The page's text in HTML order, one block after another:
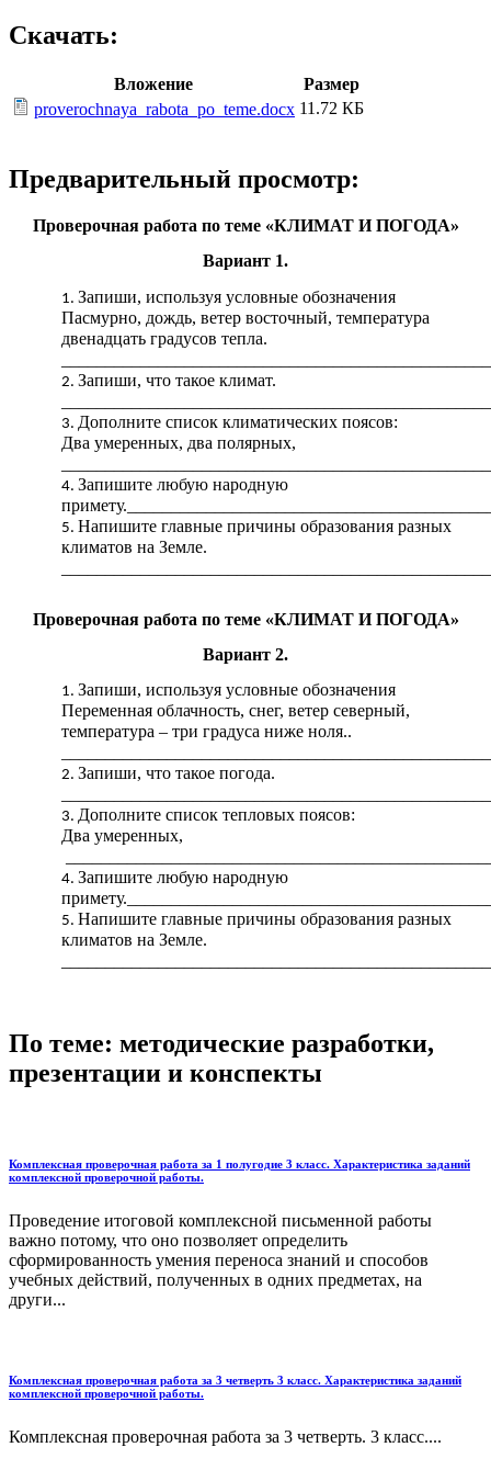
Скачать:
Вложение
Размер
proverochnaya_rabota_po_teme.docx 11.72 КБ
Предварительный просмотр:
Проверочная работа по теме «КЛИМАТ И ПОГОДА»
Вариант 1.
Запиши, используя условные обозначения
Пасмурно, дождь, ветер восточный, температура
двенадцать градусов тепла.
Запиши, что такое климат.
Дополните список климатических поясов:
Два умеренных, два полярных,
Запишите любую народную
Напишите главные причины образования разных
климатов на Земле.
Проверочная работа по теме «КЛИМАТ И ПОГОДА»
Вариант 2.
Запиши, используя условные обозначения
Переменная облачность, снег, ветер северный,
температура – три градуса ниже ноля..
Запиши, что такое погода.
Дополните список тепловых поясов:
Два умеренных,
Запишите любую народную
Напишите главные причины образования разных
климатов на Земле.
По теме: методические разработки,
презентации и конспекты
Комплексная проверочная работа за 1 полугодие 3 класс. Характеристика заданий
комплексной проверочной работы.
Проведение итоговой комплексной письменной работы
важно потому, что оно позволяет определить
сформированность умения переноса знаний и способов
учебных действий, полученных в одних предметах, на
други...
Комплексная проверочная работа за 3 четверть 3 класс. Характеристика заданий
комплексной проверочной работы.
Комплексная проверочная работа за 3 четверть. 3 класс....